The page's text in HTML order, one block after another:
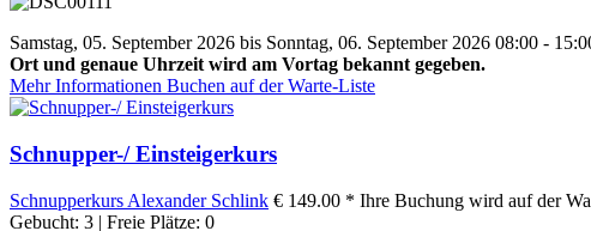
Samstag, 05. September 2026 bis Sonntag, 06. September 2026 08:00 -
Ort und genaue Uhrzeit wird am Vortag bekannt gegeben.
Mehr Informationen Buchen auf der Warte-Liste
Schnupper-/ Einsteigerkurs
Schnupperkurs Alexander Schlink € 149.00 * Ihre Buchung wird auf der
Gebucht: 3 | Freie Plätze: 0